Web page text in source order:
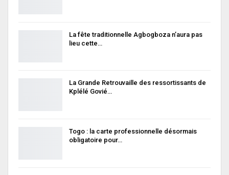
La fête traditionnelle Agbogboza n’aura pas
lieu cette…
La Grande Retrouvaille des ressortissants de
Kplélé Govié…
Togo : la carte professionnelle désormais
obligatoire pour…